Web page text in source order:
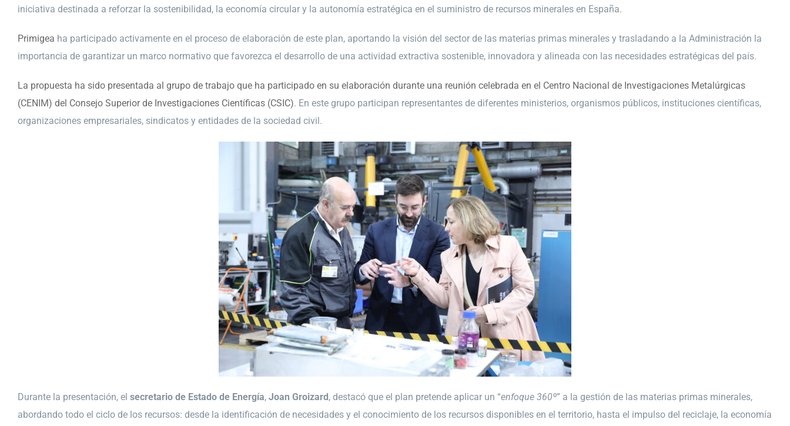
iniciativa destinada a reforzar la sostenibilidad, la economía circular y la autonomía estratégica en el suministro de recursos minerales en España.
Primigea ha participado activamente en el proceso de elaboración de este plan, aportando la visión del sector de las materias primas minerales y trasladando a la Administración la
importancia de garantizar un marco normativo que favorezca el desarrollo de una actividad extractiva sostenible, innovadora y alineada con las necesidades estratégicas del país.
La propuesta ha sido presentada al grupo de trabajo que ha participado en su elaboración durante una reunión celebrada en el Centro Nacional de Investigaciones Metalúrgicas
(CENIM) del Consejo Superior de Investigaciones Científicas (CSIC). En este grupo participan representantes de diferentes ministerios, organismos públicos, instituciones científicas,
organizaciones empresariales, sindicatos y entidades de la sociedad civil.
Durante la presentación, el secretario de Estado de Energía, Joan Groizard, destacó que el plan pretende aplicar un “enfoque 360º” a la gestión de las materias primas minerales,
abordando todo el ciclo de los recursos: desde la identificación de necesidades y el conocimiento de los recursos disponibles en el territorio, hasta el impulso del reciclaje, la economía